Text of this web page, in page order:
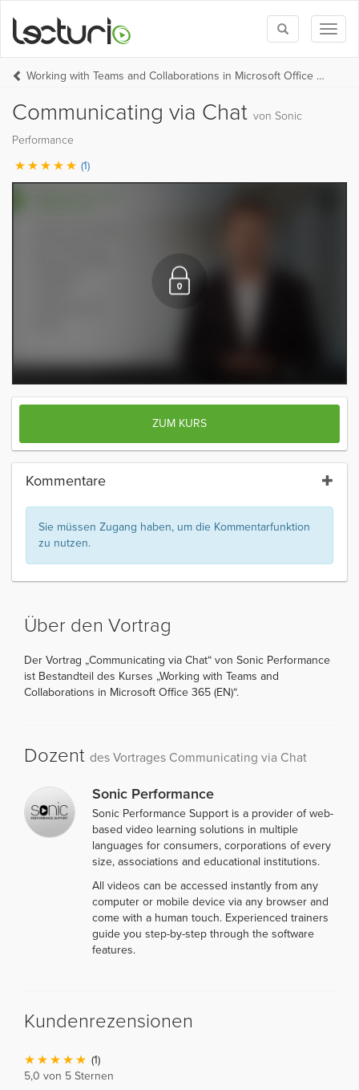
Toggle
search
Working with Teams and Collaborations in Microsoft Office 365 (EN)
Communicating via Chat von Sonic
Performance
(1)
ZUM KURS
Kommentare
Sie müssen Zugang haben, um die Kommentarfunktion
zu nutzen.
Über den Vortrag
Der Vortrag „Communicating via Chat“ von Sonic Performance
ist Bestandteil des Kurses „Working with Teams and
Collaborations in Microsoft Office 365 (EN)“.
Dozent des Vortrages Communicating via Chat
Sonic Performance
Sonic Performance Support is a provider of web-
based video learning solutions in multiple
languages for consumers, corporations of every
size, associations and educational institutions.
All videos can be accessed instantly from any
computer or mobile device via any browser and
come with a human touch. Experienced trainers
guide you step-by-step through the software
features.
Kundenrezensionen
(1)
5,0 von 5 Sternen